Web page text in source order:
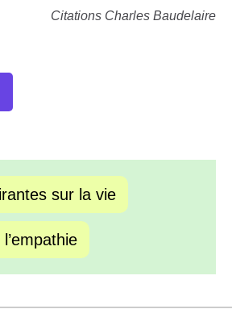
Citations Charles Baudelaire
sur la vie